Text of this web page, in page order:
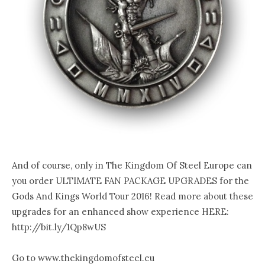
And of course, only in The Kingdom Of Steel Europe can
you order ULTIMATE FAN PACKAGE UPGRADES for the
Gods And Kings World Tour 2016! Read more about these
upgrades for an enhanced show experience HERE:
http://bit.ly/1Qp8wUS
Go to www.thekingdomofsteel.eu